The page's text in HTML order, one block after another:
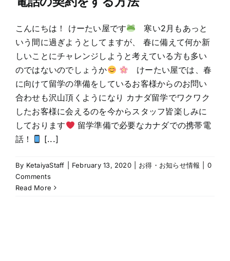
こんにちは！ けーたい屋です
寒い2月もあっと
いう間に過ぎようとしてますが、 春に備えて何か新
しいことにチャレンジしようと考えている方も多い
のではないのでしょうか
けーたい屋では、春
に向けて留学の準備をしているお客様からのお問い
合わせも沢山頂くようになり カナダ留学でワクワク
したお客様に会えるのを今からスタッフ皆楽しみに
しております
留学準備で必要なカナダでの携帯電
話！
[...]
By KetaiyaStaff February 13, 2020 お得・お知らせ情報
0
Comments
Read More